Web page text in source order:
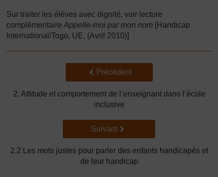
Sur traiter les élèves avec dignité, voir lecture
complémentaire Appelle-moi par mon nom [Handicap
International/Togo, UE, (Avril 2010)]
Précédent
Précédent
2. Attitude et comportement de l’enseignant dans l’école
inclusive
Suivant
Suivant
2.2 Les mots justes pour parler des enfants handicapés et
de leur handicap